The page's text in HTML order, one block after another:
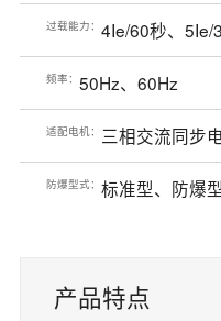
过载能力： 4Ie/60秒、5Ie/
频率： 50Hz、60Hz
适配电机： 三相交流同步
防爆型式： 标准型、防爆型
产品特点